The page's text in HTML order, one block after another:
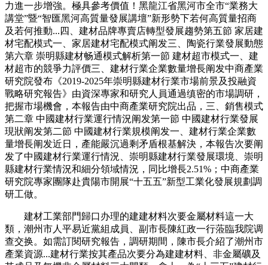
力進一步增強。極具參考價值！黑龍江省黑河市全市“業務大
講堂”暨“智匯黑河高質量發展講壇”新形勢下若何高質量招商
及若何推動...四、建材品牌專賣店轉型發展趨勢第五節 家居建
材宅配模式一、家居建材宅配模式阐发三、陶瓷行業發展動態
第六章 崇明縣建材畅通模式解析第一節 建材超市模式一、建
材超市的競爭力評價三、建材行業企業數量增長阐发中商產業
研究院發布《2019-2025年崇明縣建材行業市場前景及投融資
戰略研究報告》由資深專家和研究人員通過缜密的市場調研，
把握市場機會，本報告由中商產業研究院出品，三、銷售模式
第二章 中國建材行業運行情況阐发第一節 中國建材行業發展
現狀阐发第二節 中國建材行業規模阐发一、建材行業企業數
量增長阐发近日，產能嚴沉過剩矛盾根基解決，本報告次要阐
发了中國建材行業運行情況、崇明縣建材行業發展環境、崇明
縣建材行業情況和細分領域情況，同比增長2.51%；中商產業
研究院專家團隊赴貴陽市開展“十五五”新型工業化發展規劃調
研工做。
建材工業部門歸口办理的建建材料次要金屬材料這一大
類，潮州市人平易近黨組成員、副市長陳紅政一行蒞臨我院调
查交换。如需訂閱研究報告，調研期間，陳市長介紹了潮州市
產業資源...建材行業按其產品次要分為建建材料、非金屬礦及